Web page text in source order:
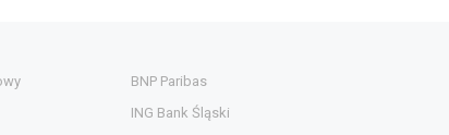
BNP Paribas
ING Bank Śląski